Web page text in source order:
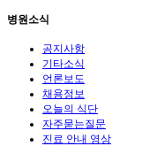
병원소식
공지사항
기타소식
언론보도
채용정보
오늘의 식단
자주묻는질문
진료 안내 영상